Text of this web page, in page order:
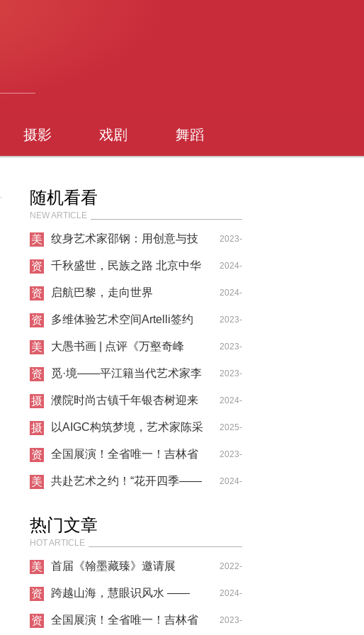
摄影 戏剧 舞蹈
随机看看
NEW ARTICLE
美
纹身艺术家邵钢：用创意与技
艺铸就独特艺术之美
2023-
08-10
资
千秋盛世，民族之路 北京中华
民族博物院建院30周年庆典仪
式顺利举行
2024-
09-29
资
启航巴黎，走向世界
INFINIMENT COTY PARIS开
拓伦敦市场
2024-
06-13
资
多维体验艺术空间Artelli签约
艺术新星朱晨维，进军亚洲艺
术市场
2023-
12-19
美
大愚书画 | 点评《万壑奇峰
图》之中的云水、太极与禅意
2023-
02-14
资
觅·境——平江籍当代艺术家李
亮东艺术展在京开幕
2023-
05-15
摄
濮院时尚古镇千年银杏树迎来
最美观赏期！随手一拍就是明
星同款大片
2024-
12-16
摄
以AIGC构筑梦境，艺术家陈采
薇互动装置《自由临渊》亮相
美国数字艺术展
2025-
09-30
资
全国展演！全省唯一！吉林省
这所高校成功入选！
2023-
04-24
美
共赴艺术之约！“花开四季—— 2024-
热门文章
HOT ARTICLE
美
首届《翰墨藏臻》邀请展 2022-
09-21
资
跨越山海，慧眼识风水 ——
三明师叔北京之行传递国学精
2024-
07-18
资
全国展演！全省唯一！吉林省 2023-